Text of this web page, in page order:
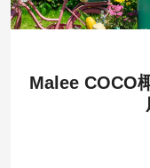
Malee COCO